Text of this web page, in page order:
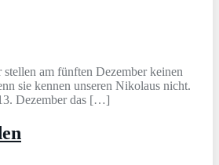
am fünften Dezember keinen
sie kennen unseren Nikolaus nicht.
Dezember das […]